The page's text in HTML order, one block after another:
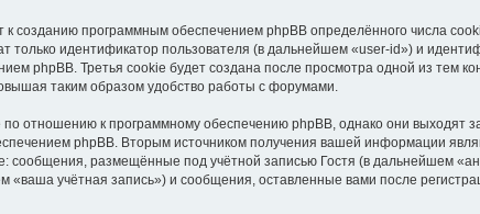
созданию программным обеспечением phpBB определённого числа
идентификатор пользователя (в дальнейшем «user-id») и
phpBB. Третья cookie будет создана после просмотра одной из тем
таким образом удобство работы с форумами.
отношению к программному обеспечению phpBB, однако они выходят
phpBB. Вторым источником получения вашей информации
размещённые под учётной записью Гостя (в дальнейшем
учётная запись») и сообщения, оставленные вами после